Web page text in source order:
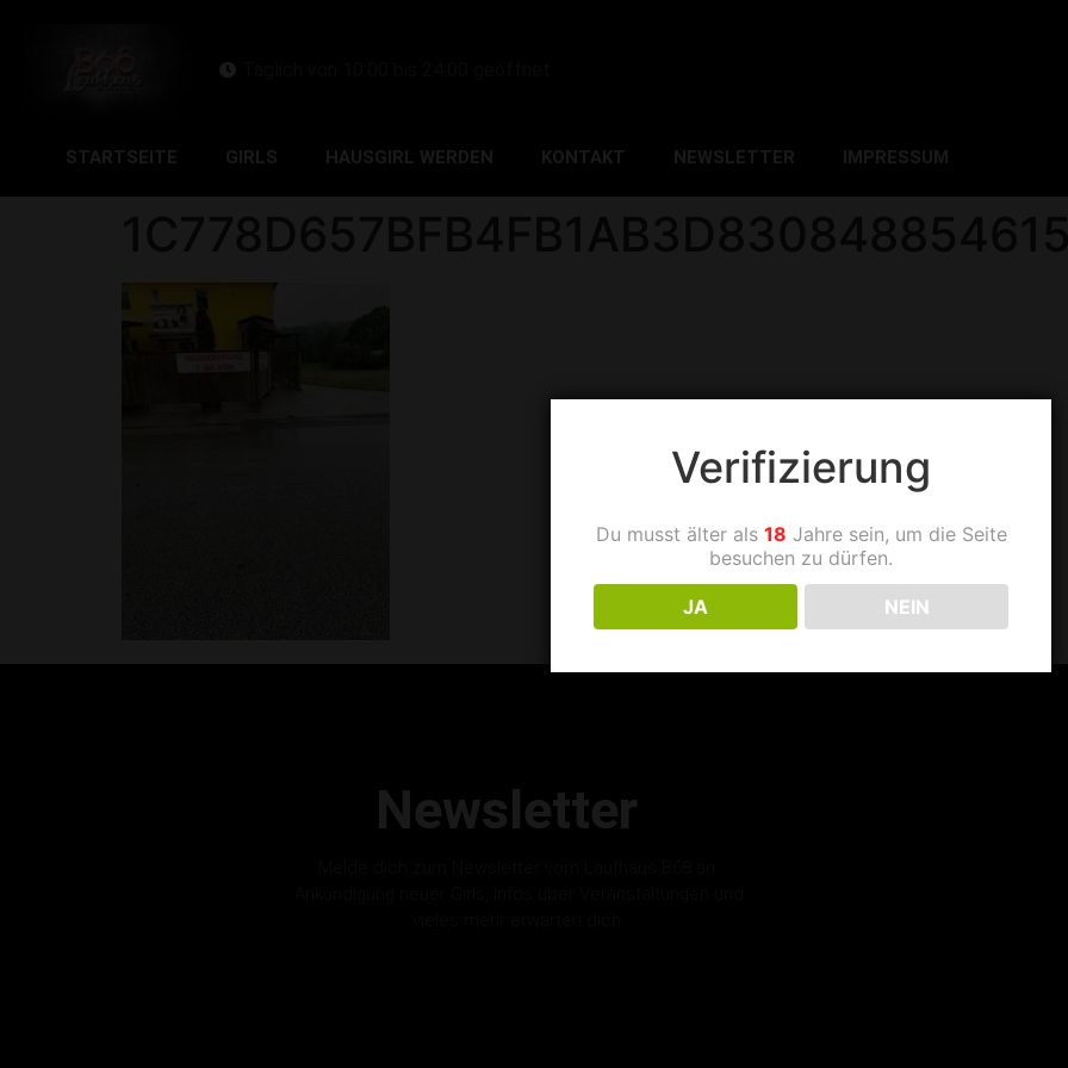
STARTSEITE GIRLS HAUSGIRL WERDEN KONTAKT NEWSLETTER IMPRESSUM
Newsletter
Verifizierung
Du musst älter als 18 Jahre sein, um die Seite
besuchen zu dürfen.
JA NEIN